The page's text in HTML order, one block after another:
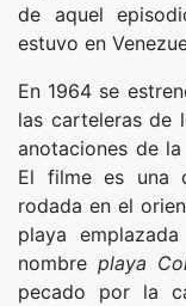
de aquel
estuvo en
En 1964 se
las carteleras de
anotaciones de
El filme es una
rodada en el
playa
nombreplaya
pecado por la